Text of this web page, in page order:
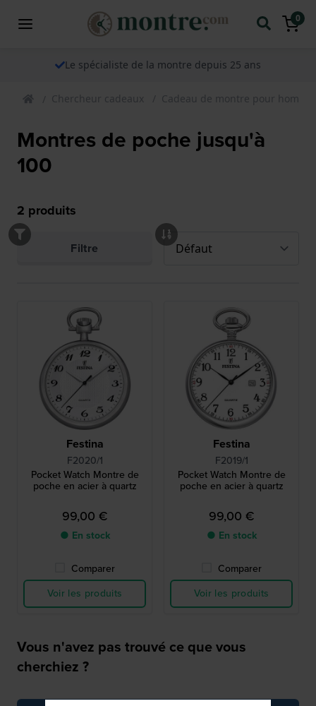
0
Le spécialiste de la montre depuis 25 ans
Chercheur cadeaux Cadeau de montre pour homme
Montres de poche jusqu'à
100
2 produits
Filtre
Festina
F2020/1
Pocket Watch Montre de
poche en acier à quartz
99,00 €
● En stock
Comparer
Voir les produits
Festina
F2019/1
Pocket Watch Montre de
poche en acier à quartz
99,00 €
● En stock
Comparer
Voir les produits
Vous n'avez pas trouvé ce que vous
cherchiez ?